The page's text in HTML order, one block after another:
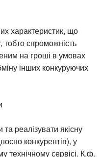
характеристик, що
тобто спроможність
на гроші в умовах
інших конкуруючих
реалізувати якісну
конкурентів), у
технічному сервісі. К.ф.